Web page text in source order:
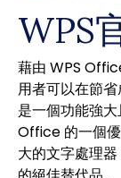
WPS
藉由 WPS
用者可以在節
是一個功能強
Office 的一個
大的文字處理